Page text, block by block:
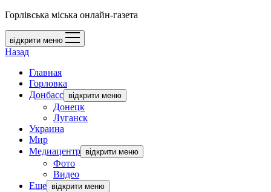
Горлівська міська онлайн-газета
відкрити меню
Назад
Главная
Горловка
Донбасс відкрити меню
Донецк
Луганск
Украина
Мир
Медиацентр відкрити меню
Фото
Видео
Еще відкрити меню